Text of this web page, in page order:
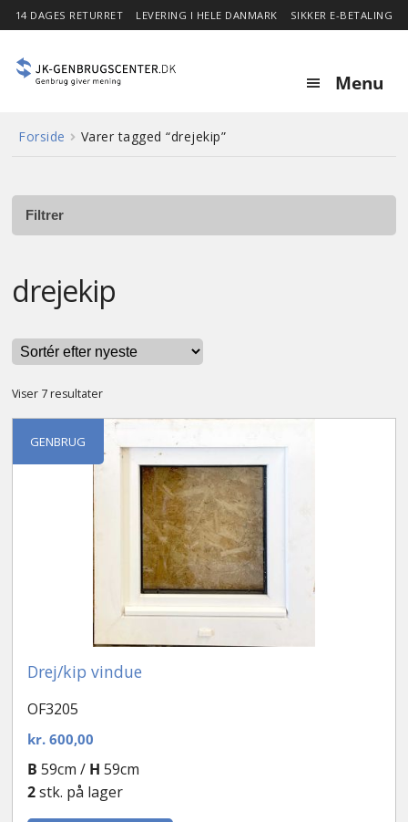
14 DAGES RETURRET LEVERING I HELE DANMARK SIKKER E-BETALING
Menu
Forside
Shop
menu
Nyheder
Kontakt
Forside Varer tagged “drejekip”
Filtrer
drejekip
Viser 7 resultaterSorteret
seneste
GENBRUG
Drej/kip vindue
OF3205
kr.600,00
B 59cm / H 59cm
2stk. på lager